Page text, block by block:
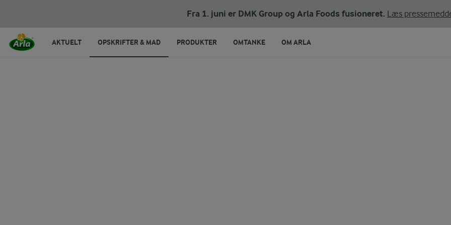
Fra 1. juni er DMK Group og Arla Foods fusioneret. Læs
AKTUELT OPSKRIFTER & MAD PRODUKTER OMTANKE OM ARLA